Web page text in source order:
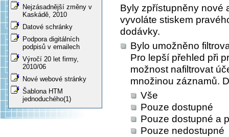
Nejzásadnější změny v
Kaskádě, 2010
Datové schránky
Podpora digitálních
podpisů v emailech
Výročí 20 let firmy,
2010/06
Nové webové stránky
Šablona HTM
jednoduchého(1)
Byly zpřístupněny nové
vyvoláte stiskem
dodávky.
Bylo umožněno
Pro lepší přehled při
možnost nafiltrovat
množinou záznamů.
Vše
Pouze dostupné
Pouze dostupné a
Pouze nedostupné